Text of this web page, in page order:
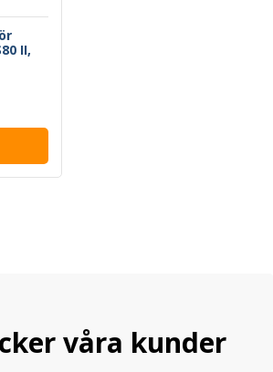
II,
våra kunder